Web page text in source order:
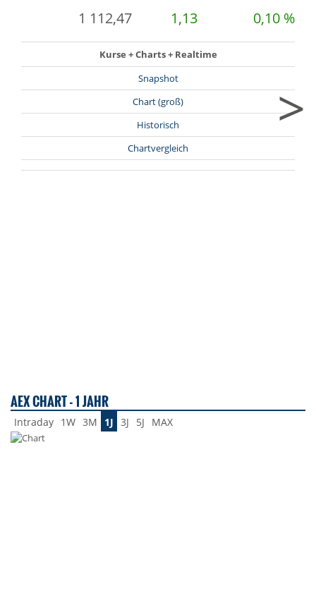
1 112,47 1,13 0,10 %
Kurse + Charts + Realtime
Snapshot
Chart (groß)
Historisch
Chartvergleich
>
AEX CHART - 1 JAHR
Intraday 1W 3M 1J 3J 5J MAX